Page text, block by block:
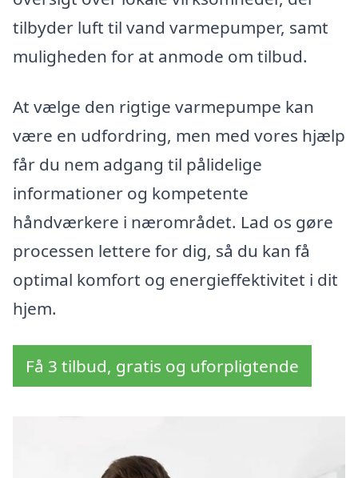
tilbyder luft til vand varmepumper, samt
muligheden for at anmode om tilbud.
At vælge den rigtige varmepumpe kan
være en udfordring, men med vores hjælp
får du nem adgang til pålidelige
informationer og kompetente
håndværkere i nærområdet. Lad os gøre
processen lettere for dig, så du kan få
optimal komfort og energieffektivitet i dit
hjem.
Få 3 tilbud, gratis og uforpligtende